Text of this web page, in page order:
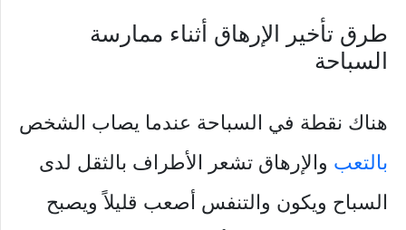
طرق تأخير الإرهاق أثناء ممارسة
السباحة
هناك نقطة في السباحة عندما يصاب الشخص
بالتعب والإرهاق تشعر الأطراف بالثقل لدى
السباح ويكون والتنفس أصعب قليلاً ويصبح